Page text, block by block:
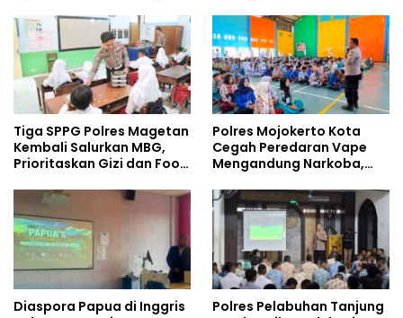
Tiga SPPG Polres Magetan
Kembali Salurkan MBG,
Prioritaskan Gizi dan Food
Polres Mojokerto Kota
Cegah Peredaran Vape
Mengandung Narkoba,
Kalangan Remaja
Diaspora Papua di Inggris
Polres Pelabuhan Tanjung